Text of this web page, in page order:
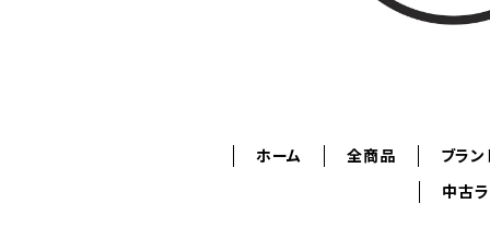
ホーム 全商品
ブラン
中古